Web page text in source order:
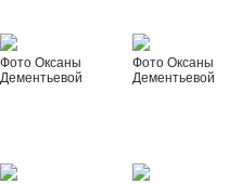
Фото Оксаны
Дементьевой
Фото Оксаны
Дементьевой